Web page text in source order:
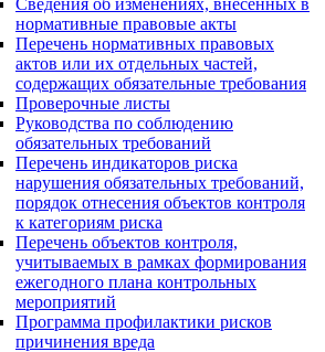
нормативные правовые акты
Перечень нормативных правовых
актов или их отдельных частей,
содержащих обязательные требования
Проверочные листы
Руководства по соблюдению
обязательных требований
Перечень индикаторов риска
нарушения обязательных требований,
порядок отнесения объектов контроля
к категориям риска
Перечень объектов контроля,
учитываемых в рамках формирования
ежегодного плана контрольных
мероприятий
Программа профилактики рисков
причинения вреда